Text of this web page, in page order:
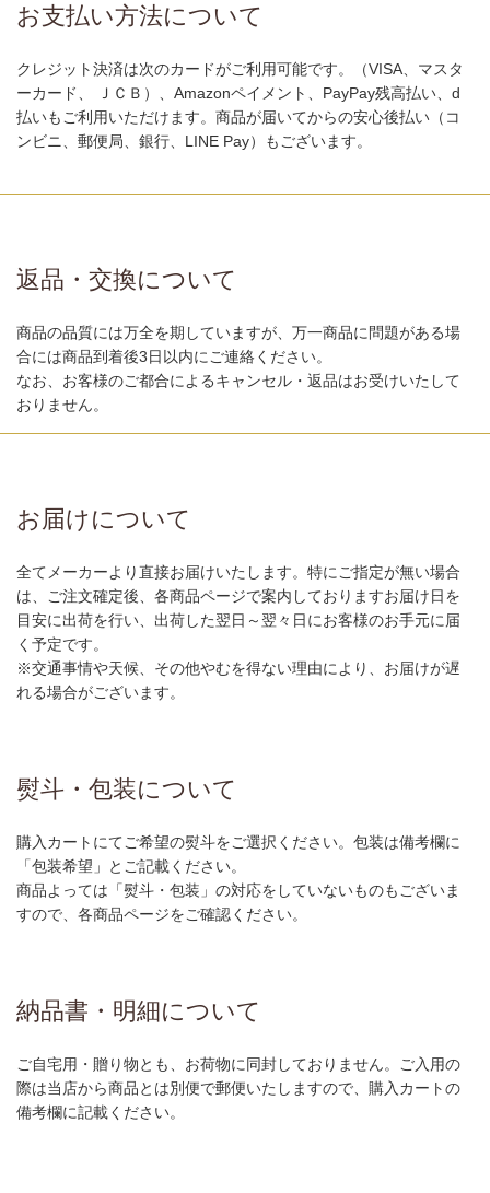
お支払い方法について
クレジット決済は次のカードがご利用可能です。（VISA、マスタ
ーカード、 ＪＣＢ）、Amazonペイメント、PayPay残高払い、d
払いもご利用いただけます。商品が届いてからの安心後払い（コ
ンビニ、郵便局、銀行、LINE Pay）もございます。
返品・交換について
商品の品質には万全を期していますが、万一商品に問題がある場
合には商品到着後3日以内にご連絡ください。
なお、お客様のご都合によるキャンセル・返品はお受けいたして
おりません。
お届けについて
全てメーカーより直接お届けいたします。特にご指定が無い場合
は、ご注文確定後、各商品ページで案内しておりますお届け日を
目安に出荷を行い、出荷した翌日～翌々日にお客様のお手元に届
く予定です。
※交通事情や天候、その他やむを得ない理由により、お届けが遅
れる場合がございます。
熨斗・包装について
購入カートにてご希望の熨斗をご選択ください。包装は備考欄に
「包装希望」とご記載ください。
商品よっては「熨斗・包装」の対応をしていないものもございま
すので、各商品ページをご確認ください。
納品書・明細について
ご自宅用・贈り物とも、お荷物に同封しておりません。ご入用の
際は当店から商品とは別便で郵便いたしますので、購入カートの
備考欄に記載ください。